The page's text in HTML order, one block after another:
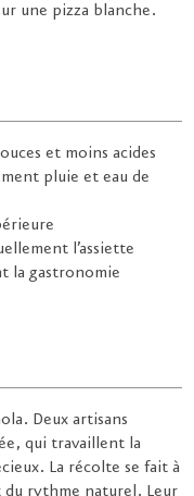
une pizza blanche.
et moins acides
pluie et eau de
l’assiette
la gastronomie
Deux artisans
qui travaillent la
La récolte se fait à